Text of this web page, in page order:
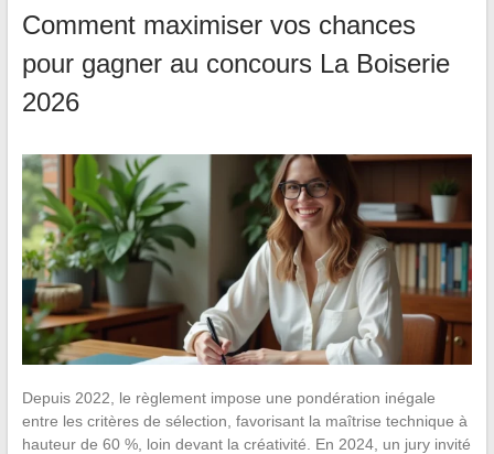
Comment maximiser vos chances
pour gagner au concours La Boiserie
2026
Depuis 2022, le règlement impose une pondération inégale
entre les critères de sélection, favorisant la maîtrise technique à
hauteur de 60 %, loin devant la créativité. En 2024, un jury invité